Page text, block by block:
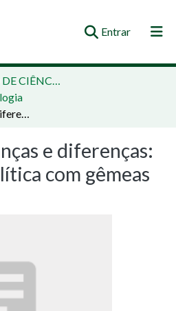
Entrar(current)
CCB - CENTRO DE CIÊNCIAS BIOLÓGICAS
Entre semelhanças e diferenças: clínica psicanalítica com gêmeas adultas
e diferenças:
com gêmeas